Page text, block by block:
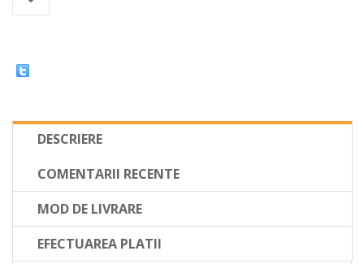
DESCRIERE
COMENTARII RECENTE
MOD DE LIVRARE
EFECTUAREA PLATII